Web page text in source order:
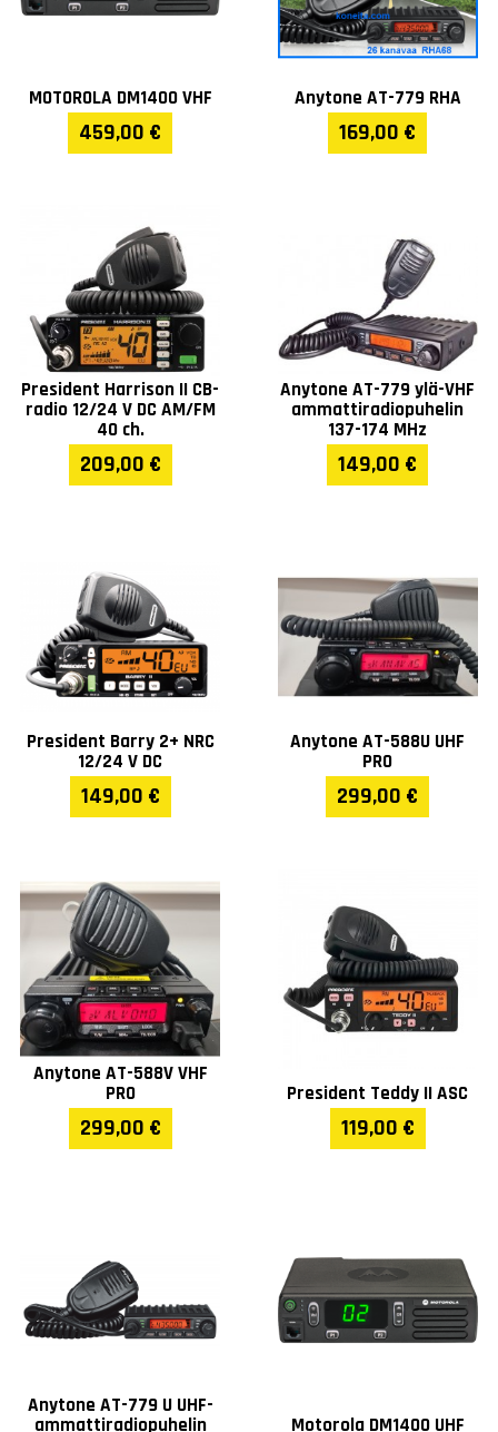
MOTOROLA DM1400 VHF
459,00 €
Anytone AT-779 RHA
169,00 €
President Harrison II CB-
radio 12/24 V DC AM/FM
40 ch.
209,00 €
Anytone AT-779 ylä-VHF
ammattiradiopuhelin
137-174 MHz
149,00 €
President Barry 2+ NRC
12/24 V DC
149,00 €
Anytone AT-588U UHF
PRO
299,00 €
Anytone AT-588V VHF
PRO
299,00 €
President Teddy II ASC
119,00 €
Anytone AT-779 U UHF-
ammattiradiopuhelin
Motorola DM1400 UHF